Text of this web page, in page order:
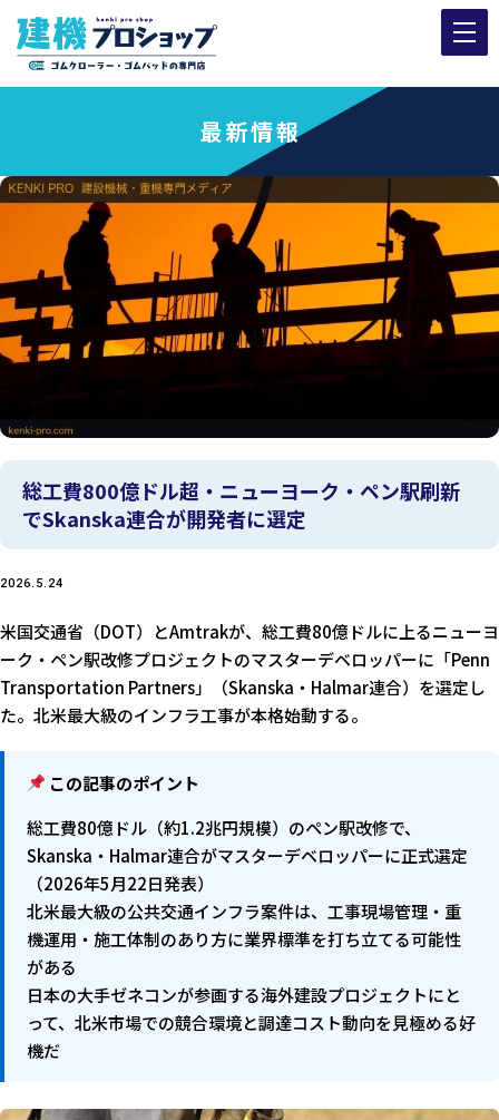
最新情報
総工費800億ドル超・ニューヨーク・ペン駅刷新
でSkanska連合が開発者に選定
2026.5.24
米国交通省（DOT）とAmtrakが、総工費80億ドルに上るニューヨ
ーク・ペン駅改修プロジェクトのマスターデベロッパーに「Penn
Transportation Partners」（Skanska・Halmar連合）を選定し
た。北米最大級のインフラ工事が本格始動する。
この記事のポイント
総工費80億ドル（約1.2兆円規模）のペン駅改修で、
Skanska・Halmar連合がマスターデベロッパーに正式選定
（2026年5月22日発表）
北米最大級の公共交通インフラ案件は、工事現場管理・重
機運用・施工体制のあり方に業界標準を打ち立てる可能性
がある
日本の大手ゼネコンが参画する海外建設プロジェクトにと
って、北米市場での競合環境と調達コスト動向を見極める好
機だ